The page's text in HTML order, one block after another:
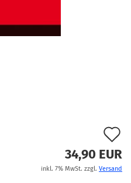
34,90 EUR
inkl. 7% MwSt. zzgl. Versand